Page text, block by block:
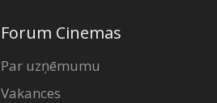
Forum Cinemas
Par uzņēmumu
Vakances